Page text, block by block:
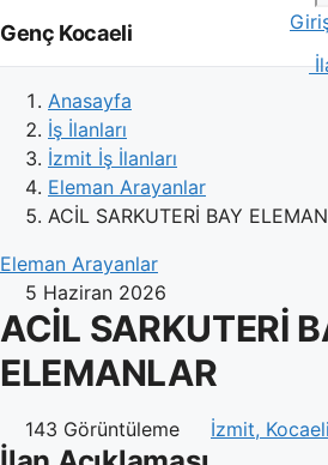
Genç Kocaeli
Anasayfa
İş İlanları
İzmit İş İlanları
Eleman Arayanlar
ACİL SARKUTERİ BAY
Eleman Arayanlar
5 Haziran 2026
ACİL SARKUTERİ
ELEMANLAR
143 Görüntüleme İzmit, Kocaeli